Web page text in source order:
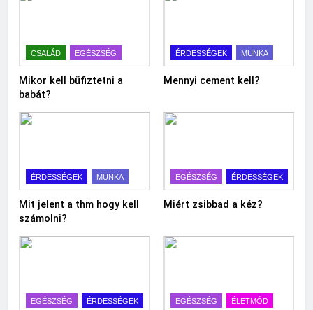
CSALÁD EGÉSZSÉG
Mikor kell büfiztetni a
babát?
ÉRDESSÉGEK MUNKA
Mennyi cement kell?
ÉRDESSÉGEK MUNKA
Mit jelent a thm hogy kell
számolni?
EGÉSZSÉG ÉRDESSÉGEK
Miért zsibbad a kéz?
EGÉSZSÉG ÉRDESSÉGEK EGÉSZSÉG ÉLETMÓD